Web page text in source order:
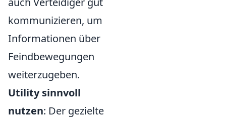
kommunizieren, um
Informationen über
Feindbewegungen
weiterzugeben.
Utility sinnvoll
nutzen: Der gezielte